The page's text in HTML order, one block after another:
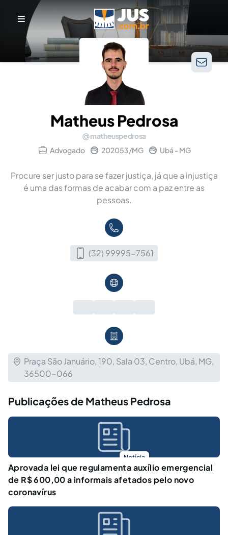
Matheus Pedrosa
matheuspedrosa
Advogado
202053/MG Ubá - MG
Procure ser justo para se fazer justiça, já que a injustiça
é uma das formas de acabar com a paz entre as
pessoas.
(32) 99995-7561
Praça São Januário, 190, Sala 03, Centro, Ubá, MG,
36500-066
Publicações de Matheus Pedrosa
Notícia
Aprovada lei que regulamenta auxílio emergencial
de R$ 600,00 a informais afetados pelo novo
coronavírus